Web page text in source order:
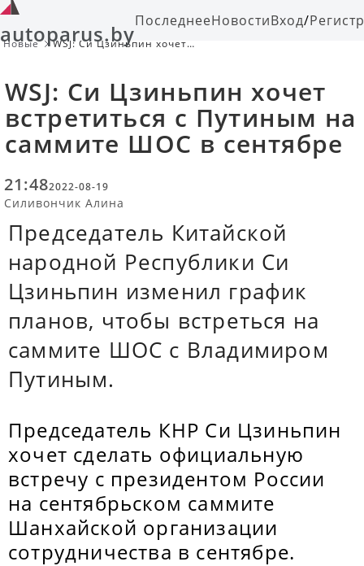
autoparus.byПоследнееНовостиВход/
Новые
WSJ: Си Цзиньпин хочет
WSJ: Си Цзиньпин хочет
встретиться с Путиным на
саммите ШОС в сентябре
21:482022-08-19
Силивончик Алина
Председатель Китайской
народной Республики Си
Цзиньпин изменил график
планов, чтобы встреться на
саммите ШОС с Владимиром
Путиным.
Председатель КНР Си Цзиньпин
хочет сделать официальную
встречу с президентом России
на сентябрьском саммите
Шанхайской организации
сотрудничества в сентябре.